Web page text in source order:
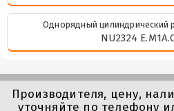
Однорядный цилиндрический
NU2324
Производителя, цену,
уточняйте по телефону